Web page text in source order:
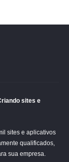
sites e
sites e aplicativos
qualificados,
sua empresa.